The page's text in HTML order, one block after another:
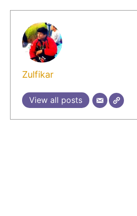
Zulfikar
View all posts